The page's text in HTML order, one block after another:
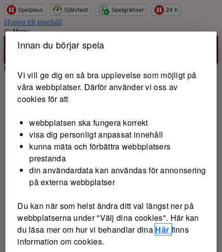
Hoppa till innehåll
Meny
Logga in
Innan du börjar spela
Vi vill ge dig en så bra upplevelse som möjligt på
våra webbplatser. Därför använder vi oss av
cookies för att
webbplatsen ska fungera korrekt
visa dig personligt anpassat innehåll
kunna mäta och förbättra webbplatsers
prestanda
din användardata kan användas för annonsering
på externa webbplatser
Du kan när som helst ändra ditt val längst ner på
webbplatserna under "Välj dina cookies". Här kan
du läsa mer om hur vi behandlar dina Här finns
information om cookies.